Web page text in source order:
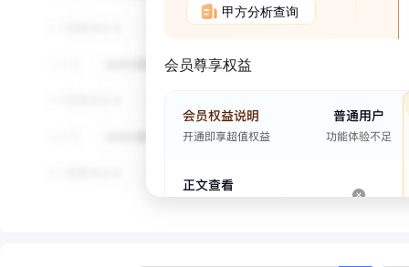
甲方分析查询
会员尊享权益